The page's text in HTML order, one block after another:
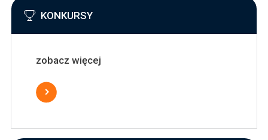
KONKURSY
zobacz więcej